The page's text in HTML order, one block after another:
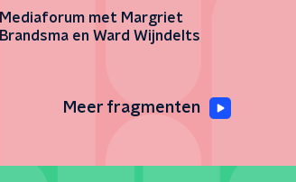
Mediaforum met Margriet
Brandsma en Ward Wijndelts
Meer fragmenten